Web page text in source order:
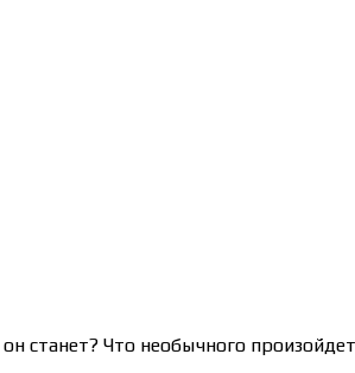
станет? Что необычного